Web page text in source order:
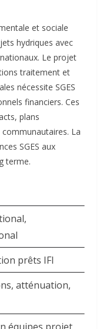
et sociale
hydriques avec
Le projet
traitement et
nécessite SGES
financiers. Ces
plans
La
SGES aux
terme.​
prêts IFI
atténuation,